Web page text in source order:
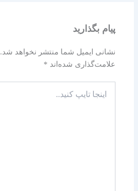
پیام بگذارید
نشانی ایمیل شما منتشر نخواهد شد.
علامت‌گذاری شده‌اند *
تایپ